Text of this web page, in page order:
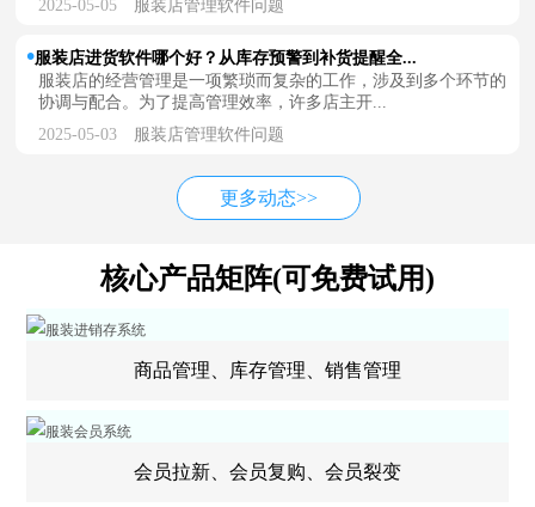
2025-05-05 服装店管理软件问题
服装店进货软件哪个好？从库存预警到补货提醒全...
服装店的经营管理是一项繁琐而复杂的工作，涉及到多个环节的
协调与配合。为了提高管理效率，许多店主开...
2025-05-03 服装店管理软件问题
更多动态>>
核心产品矩阵(可免费试用)
商品管理、库存管理、销售管理
会员拉新、会员复购、会员裂变